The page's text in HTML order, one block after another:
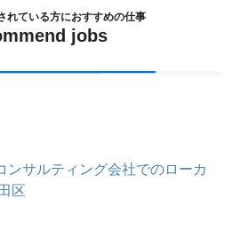
れている方におすすめの仕事
jobs
ンサルティング会社でのローカ
区